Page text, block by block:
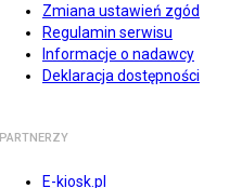
Zmiana ustawień zgód
Regulamin serwisu
Informacje o nadawcy
Deklaracja dostępności
PARTNERZY
E-kiosk.pl